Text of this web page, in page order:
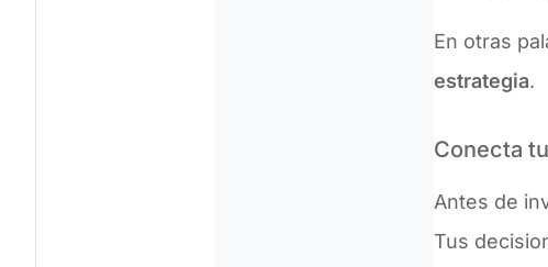
En otras
estrategia.
Conecta
Antes de
Tus